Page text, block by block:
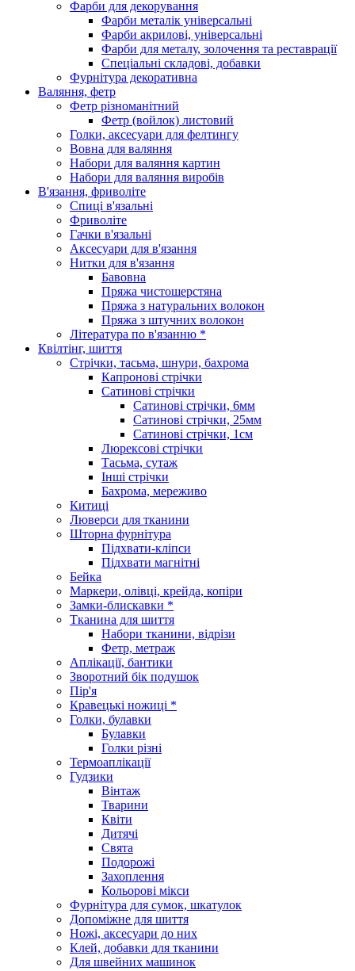
Фарби для декорування
Фарби металік універсальні
Фарби акрилові, універсальні
Фарби для металу, золочення та реставрації
Спеціальні складові, добавки
Фурнітура декоративна
Валяння, фетр
Фетр різноманітний
Фетр (войлок) листовий
Голки, аксесуари для фелтингу
Вовна для валяння
Набори для валяння картин
Набори для валяння виробів
В'язання, фриволіте
Спиці в'язальні
Фриволіте
Гачки в'язальні
Аксесуари для в'язання
Нитки для в'язання
Бавовна
Пряжа чистошерстяна
Пряжа з натуральних волокон
Пряжа з штучних волокон
Література по в'язанню *
Квілтінг, шиття
Стрічки, тасьма, шнури, бахрома
Капронові стрічки
Сатинові стрічки
Сатинові стрічки, 6мм
Сатинові стрічки, 25мм
Сатинові стрічки, 1см
Люрексові стрічки
Тасьма, сутаж
Інші стрічки
Бахрома, мереживо
Китиці
Люверси для тканини
Шторна фурнітура
Підхвати-кліпси
Підхвати магнітні
Бейка
Маркери, олівці, крейда, копіри
Замки-блискавки *
Тканина для шиття
Набори тканини, відрізи
Фетр, метраж
Аплікації, бантики
Зворотний бік подушок
Пір'я
Кравецькі ножиці *
Голки, булавки
Булавки
Голки різні
Термоаплікації
Гудзики
Вінтаж
Тварини
Квіти
Дитячі
Свята
Подорожі
Захоплення
Кольорові мікси
Фурнітура для сумок, шкатулок
Допоміжне для шиття
Ножі, аксесуари до них
Клей, добавки для тканини
Для швейних машинок